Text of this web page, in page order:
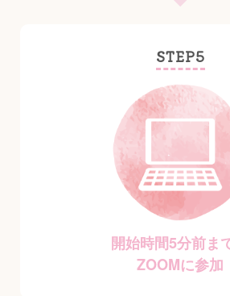
STEP5
開始時間5分前ま
ZOOMに参加